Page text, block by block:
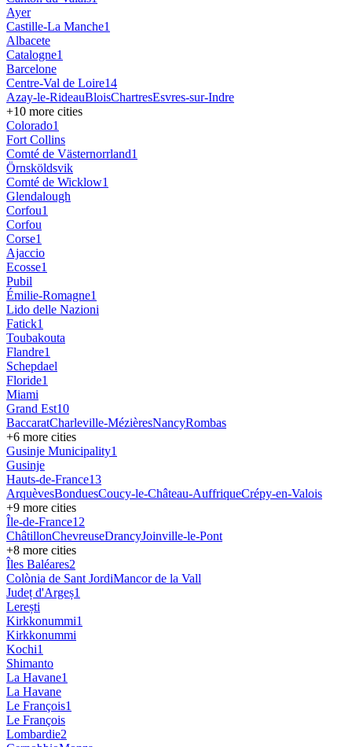
Ayer
Castille-La Manche1
Albacete
Catalogne1
Barcelone
Centre-Val de Loire14
Azay-le-RideauBloisChartresEsvres-sur-Indre
+10 more cities
Colorado1
Fort Collins
Comté de Västernorrland1
Örnsköldsvik
Comté de Wicklow1
Glendalough
Corfou1
Corfou
Corse1
Ajaccio
Ecosse1
Pubil
Émilie-Romagne1
Lido delle Nazioni
Fatick1
Toubakouta
Flandre1
Schepdael
Floride1
Miami
Grand Est10
BaccaratCharleville-MézièresNancyRombas
+6 more cities
Gusinje Municipality1
Gusinje
Hauts-de-France13
ArquèvesBonduesCoucy-le-Château-AuffriqueCrépy-en-Valois
+9 more cities
Île-de-France12
ChâtillonChevreuseDrancyJoinville-le-Pont
+8 more cities
Îles Baléares2
Colònia de Sant JordiMancor de la Vall
Județ d'Argeș1
Lerești
Kirkkonummi1
Kirkkonummi
Kochi1
Shimanto
La Havane1
La Havane
Le François1
Le François
Lombardie2